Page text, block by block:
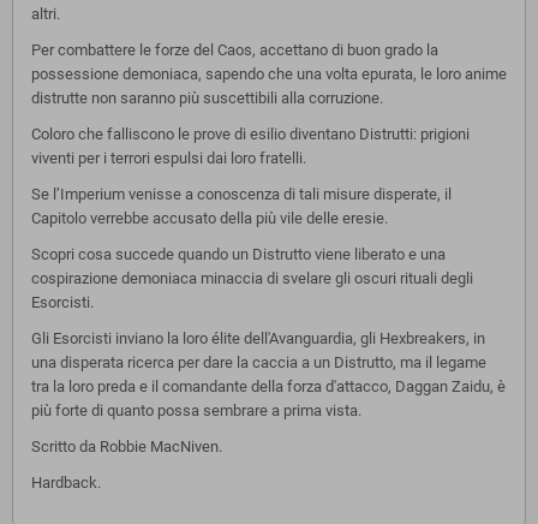
altri.
Per combattere le forze del Caos, accettano di buon grado la
possessione demoniaca, sapendo che una volta epurata, le loro anime
distrutte non saranno più suscettibili alla corruzione.
Coloro che falliscono le prove di esilio diventano Distrutti: prigioni
viventi per i terrori espulsi dai loro fratelli.
Se l ’Imperium venisse a conoscenza di tali misure disperate, il
Capitolo verrebbe accusato della più vile delle eresie.
Scopri cosa succede quando un Distrutto viene liberato e una
cospirazione demoniaca minaccia di svelare gli oscuri rituali degli
Esorcisti.
Gli Esorcisti inviano la loro élite dell'Avanguardia, gli Hexbreakers, in
una disperata ricerca per dare la caccia a un Distrutto, ma il legame
tra la loro preda e il comandante della forza d'attacco, Daggan Zaidu, è
più forte di quanto possa sembrare a prima vista.
Scritto da Robbie MacNiven.
Hardback.